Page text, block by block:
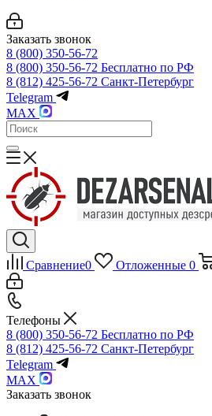
Заказать звонок
8 (800) 350-56-72
8 (800) 350-56-72 Бесплатно по РФ
8 (812) 425-56-72 Санкт-Петербург
Telegram
MAX
Сравнение0 Отложенные 0
Телефоны
8 (800) 350-56-72 Бесплатно по РФ
8 (812) 425-56-72 Санкт-Петербург
Telegram
MAX
Заказать звонок